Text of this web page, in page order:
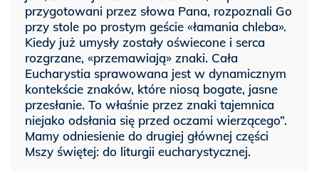
przygotowani przez słowa Pana, rozpoznali Go
przy stole po prostym geście «łamania chleba».
Kiedy już umysły zostały oświecone i serca
rozgrzane, «przemawiają» znaki. Cała
Eucharystia sprawowana jest w dynamicznym
kontekście znaków, które niosą bogate, jasne
przesłanie. To właśnie przez znaki tajemnica
niejako odsłania się przed oczami wierzącego”.
Mamy odniesienie do drugiej głównej części
Mszy świętej: do liturgii eucharystycznej.